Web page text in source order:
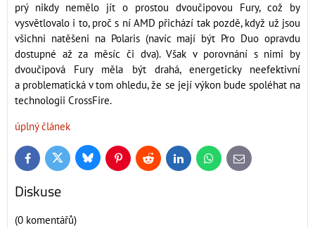
prý nikdy nemělo jít o prostou dvoučipovou Fury, což by
vysvětlovalo i to, proč s ní AMD přichází tak pozdě, když už jsou
všichni natěšeni na Polaris (navíc mají být Pro Duo opravdu
dostupné až za měsíc či dva). Však v porovnání s nimi by
dvoučipová Fury měla být drahá, energeticky neefektivní
a problematická v tom ohledu, že se její výkon bude spoléhat na
technologii CrossFire.
úplný článek
FacebookTwitter BlueskyPinterestReddit LinkedInWhatsApp
E-
mail
Diskuse
(0 komentářů)